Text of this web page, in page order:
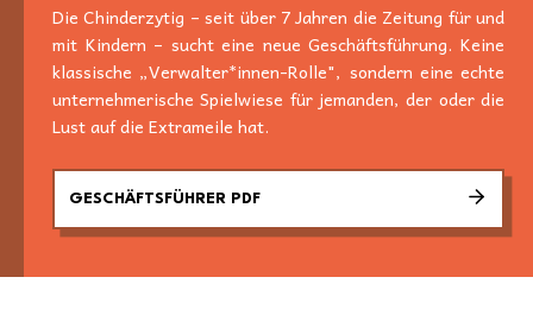
Die Chinderzytig – seit über 7 Jahren die Zeitung für und
mit Kindern – sucht eine neue Geschäftsführung. Keine
klassische „Verwalter*innen-Rolle", sondern eine echte
unternehmerische Spielwiese für jemanden, der oder die
Lust auf die Extrameile hat.
GESCHÄFTSFÜHRER PDF